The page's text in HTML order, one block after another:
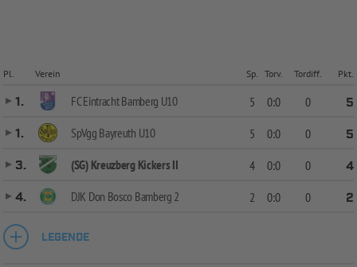
Pl. Verein Sp. Torv. Tordiff. Pkt.
1. FC Eintracht Bamberg U10 5 0:0 0
5
1.
SpVgg Bayreuth U10 5 0:0 0
5
3.
(SG) Kreuzberg Kickers II 4 0:0 0
4
4.
DJK Don Bosco Bamberg 2 2 0:0 0 2
LEGENDE